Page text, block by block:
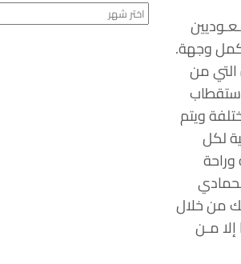
وجهة.
من
ويتم
لكل
من خلال
مـن
الأرشيف